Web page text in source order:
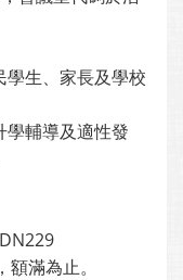
學生、家長及學校
學輔導及適性發
滿為止。